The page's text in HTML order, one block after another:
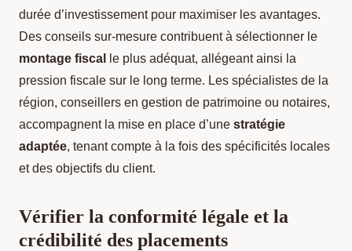
durée d’investissement pour maximiser les avantages.
Des conseils sur-mesure contribuent à sélectionner le
montage fiscal
le plus adéquat, allégeant ainsi la
pression fiscale sur le long terme. Les spécialistes de la
région, conseillers en gestion de patrimoine ou notaires,
accompagnent la mise en place d’une stratégie
adaptée, tenant compte à la fois des spécificités locales
et des objectifs du client.
Vérifier la conformité légale et la
crédibilité des placements